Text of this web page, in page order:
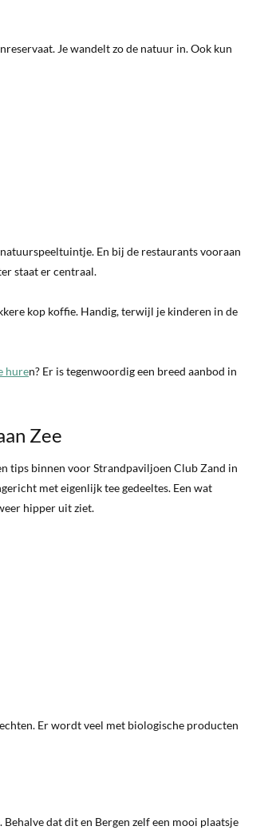
Je wandelt zo de natuur in. Ook kun
En bij de restaurants vooraan
staat er centraal.
kop koffie. Handig, terwijl je kinderen in de
huren? Er is tegenwoordig een breed aanbod in
Zee
tips binnen voor Strandpaviljoen Club Zand in
met eigenlijk tee gedeeltes. Een wat
hipper uit ziet.
Er wordt veel met biologische producten
Behalve dat dit en Bergen zelf een mooi plaatsje